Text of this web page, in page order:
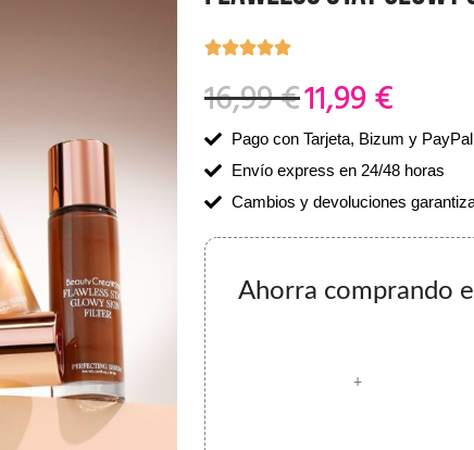
16,99€11,99€
Pago con Tarjeta, Bizum y PayPal
Envío express en 24/48 horas
Cambios y devoluciones
Ahorra comprando